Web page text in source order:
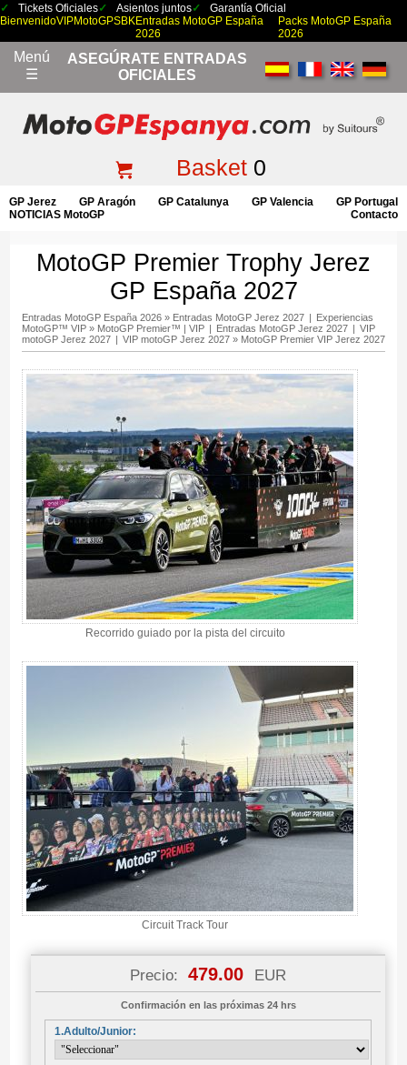
Tickets Oficiales Asientos juntos
Garantía Oficial
BienvenidoVIPMotoGPSBKEntradas MotoGP España
2026
Packs MotoGP España
2026
Menú
☰
ASEGÚRATE ENTRADAS
OFICIALES
Basket0
GP Jerez GP Aragón GP Catalunya GP Valencia
GP Portugal
NOTICIAS MotoGP
Contacto
MotoGP Premier Trophy Jerez
GP España 2027
Entradas MotoGP España 2026» Entradas MotoGP Jerez 2027 | Experiencias
MotoGP™ VIP» MotoGP Premier™ | VIP | Entradas MotoGP Jerez 2027 | VIP
motoGP Jerez 2027 | VIP motoGP Jerez 2027» MotoGP Premier VIP Jerez 2027
Recorrido guiado por la pista del circuito
Circuit Track Tour
Precio: 479.00 EUR
Confirmación en las próximas 24 hrs
1.Adulto/Junior: